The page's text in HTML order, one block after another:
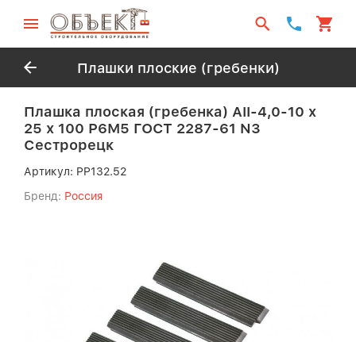
Плашки плоские (гребенки)
Плашка плоская (гребенка) АII-4,0-10 х
25 х 100 Р6М5 ГОСТ 2287-61 N3
Сестрорецк
Артикул: PP132.52
Бренд: Россия